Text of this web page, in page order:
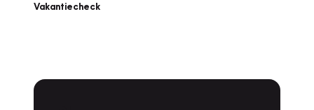
Vakantiecheck